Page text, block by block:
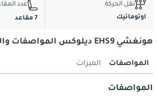
نقل الحركة
اوتوماتيك
عدد
7 مقاعد
هونغشي EHS9 ديلوكس المواصفات والميزات
المواصفات الميزات
المواصفات